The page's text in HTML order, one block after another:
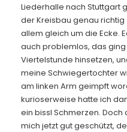
Liederhalle nach Stuttgart
der Kreisbau genau
allem gleich um die Ecke.
auch problemlos, das
Viertelstunde hinsetzen,
meine Schwiegertochter
am linken Arm geimpft
kurioserweise hatte ich
ein bissl Schmerzen. Doch
mich jetzt gut geschützt,